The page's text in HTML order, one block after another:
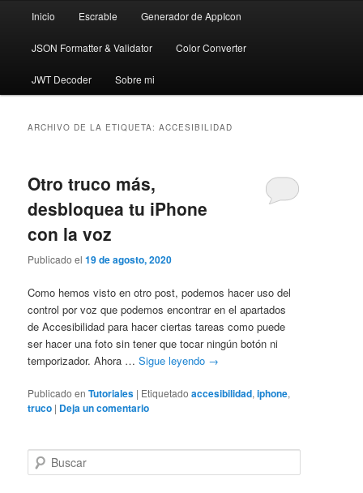
Inicio Escrable Generador de AppIcon
JSON Formatter & Validator Color Converter
JWT Decoder Sobre mi
ARCHIVO DE LA ETIQUETA:ACCESIBILIDAD
Otro truco más,
desbloquea tu iPhone
con la voz
Publicado el19 de agosto, 2020
Como hemos visto en otro post, podemos hacer uso del
control por voz que podemos encontrar en el apartados
de Accesibilidad para hacer ciertas tareas como puede
ser hacer una foto sin tener que tocar ningún botón ni
temporizador. Ahora …Sigue leyendo →
Publicado en Tutoriales | Etiquetado accesibilidad,iphone,
truco | Deja un comentario
u